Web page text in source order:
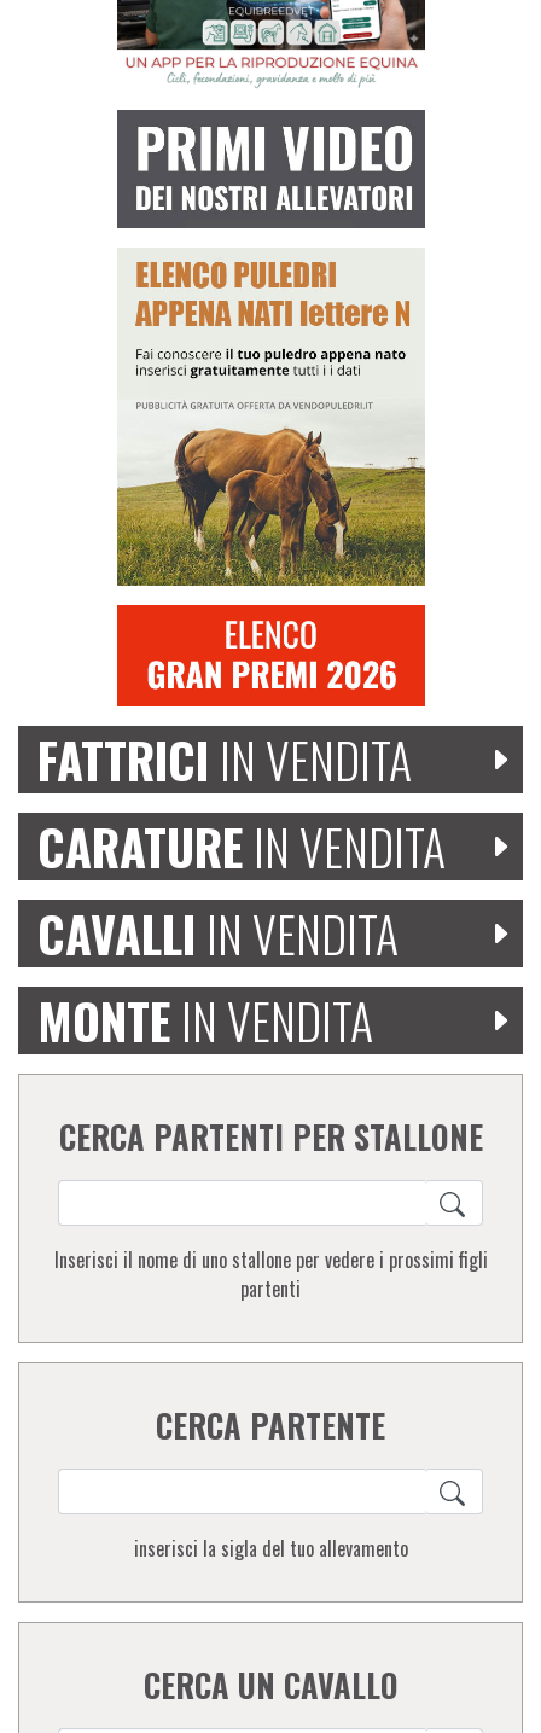
FATTRICI IN VENDITA
CARATURE IN VENDITA
CAVALLI IN VENDITA
MONTE IN VENDITA
CERCA PARTENTI PER STALLONE
Inserisci il nome di uno stallone per vedere i prossimi figli
partenti
CERCA PARTENTE
inserisci la sigla del tuo allevamento
CERCA UN CAVALLO